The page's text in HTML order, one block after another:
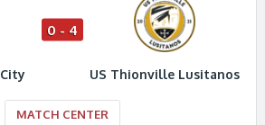
0 - 4
US Thionville Lusitanos
MATCH CENTER